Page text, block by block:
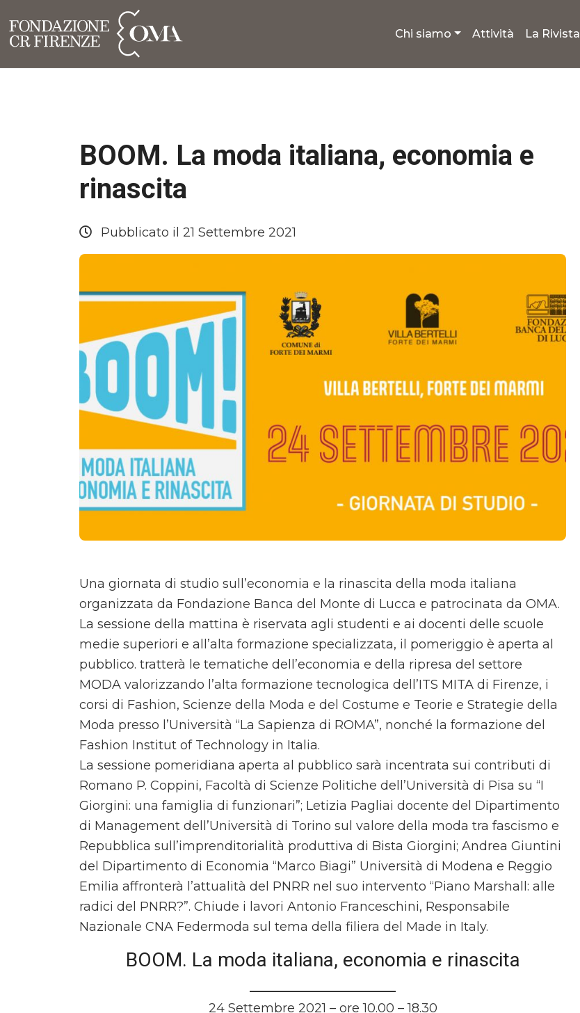
Chi siamo Attività La Rivista
BOOM. La moda italiana, economia e
rinascita
Pubblicato il 21 Settembre 2021
Una giornata di studio sull’economia e la rinascita della moda italiana
organizzata da Fondazione Banca del Monte di Lucca e patrocinata da OMA.
La sessione della mattina è riservata agli studenti e ai docenti delle scuole
medie superiori e all’alta formazione specializzata, il pomeriggio è aperta al
pubblico. tratterà le tematiche dell’economia e della ripresa del settore
MODA valorizzando l’alta formazione tecnologica dell’ITS MITA di Firenze, i
corsi di Fashion, Scienze della Moda e del Costume e Teorie e Strategie della
Moda presso l’Università “La Sapienza di ROMA”, nonché la formazione del
Fashion Institut of Technology in Italia.
La sessione pomeridiana aperta al pubblico sarà incentrata sui contributi di
Romano P. Coppini, Facoltà di Scienze Politiche dell’Università di Pisa su “I
Giorgini: una famiglia di funzionari”; Letizia Pagliai docente del Dipartimento
di Management dell’Università di Torino sul valore della moda tra fascismo e
Repubblica sull’imprenditorialità produttiva di Bista Giorgini; Andrea Giuntini
del Dipartimento di Economia “Marco Biagi” Università di Modena e Reggio
Emilia affronterà l’attualità del PNRR nel suo intervento “Piano Marshall: alle
radici del PNRR?”. Chiude i lavori Antonio Franceschini, Responsabile
Nazionale CNA Federmoda sul tema della filiera del Made in Italy.
BOOM. La moda italiana, economia e rinascita
24 Settembre 2021 – ore 10.00 – 18.30